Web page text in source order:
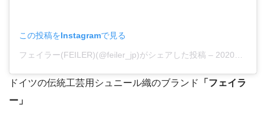
この投稿をInstagramで見る
フェイラー(FEILER)(@feiler_jp)がシェアした投稿 – 2020年 5月月29日午後8時00分PDT
ドイツの伝統工芸用シュニール織のブランド
「フェイラ
ー」